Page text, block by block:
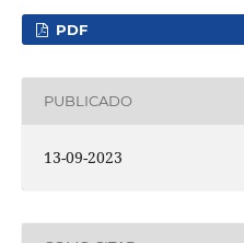
PDF
PUBLICADO
13-09-2023